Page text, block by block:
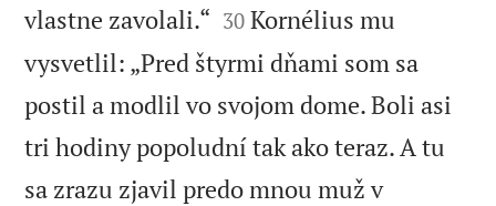
vlastne zavolali.“ 

30 Kornélius mu
vysvetlil: „Pred štyrmi dňami som sa
postil a modlil vo svojom dome. Boli asi
tri hodiny popoludní tak ako teraz. A tu
sa zrazu zjavil predo mnou muž v